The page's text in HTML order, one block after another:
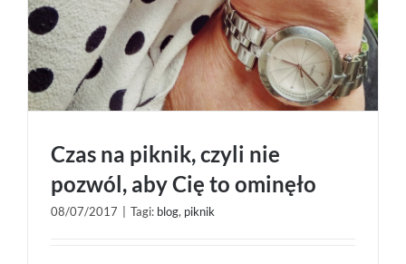
Czas na piknik, czyli nie
pozwól, aby Cię to ominęło
08/07/2017 | Tagi: blog, piknik